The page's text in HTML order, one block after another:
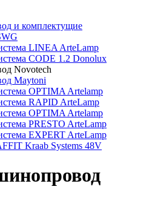
и комплектущие
LINEA ArteLamp
CODE 1.2 Donolux
Novotech
Maytoni
OPTIMA Artelamp
RAPID ArteLamp
OPTIMA Artelamp
PRESTO ArteLamp
EXPERT ArteLamp
Kraab Systems 48V